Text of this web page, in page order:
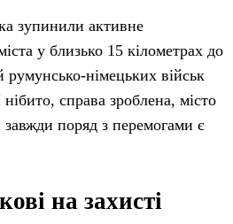
зупинили активне
у близько 15 кілометрах до
румунсько-німецьких військ
нібито, справа зроблена, місто
завжди поряд з перемогами є
на захисті